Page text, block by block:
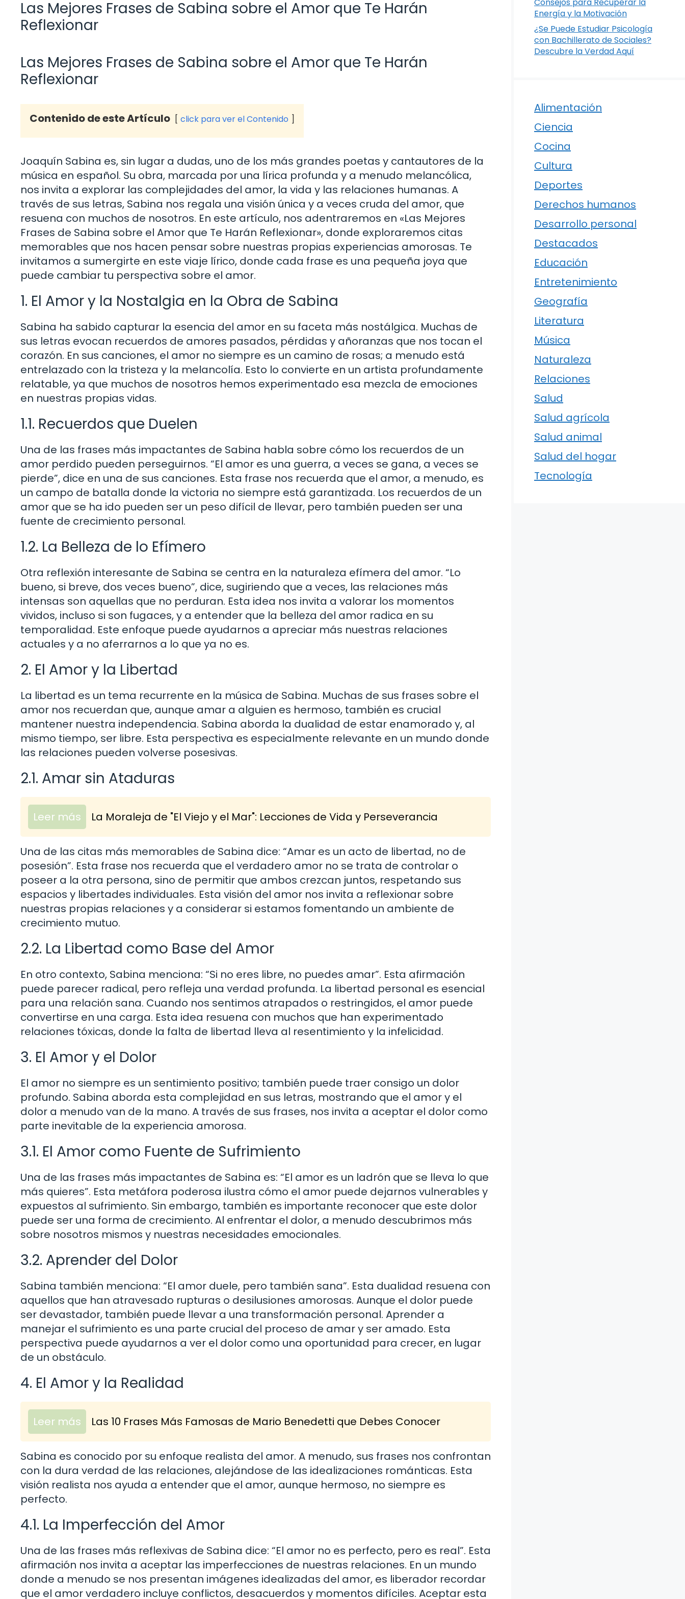
Las Mejores Frases de Sabina sobre el Amor que Te Harán
Reflexionar
Las Mejores Frases de Sabina sobre el Amor que Te Harán
Reflexionar
Contenido de este Artículo click para ver el Contenido
Joaquín Sabina es, sin lugar a dudas, uno de los más grandes poetas y cantautores de la
música en español. Su obra, marcada por una lírica profunda y a menudo melancólica,
nos invita a explorar las complejidades del amor, la vida y las relaciones humanas. A
través de sus letras, Sabina nos regala una visión única y a veces cruda del amor, que
resuena con muchos de nosotros. En este artículo, nos adentraremos en «Las Mejores
Frases de Sabina sobre el Amor que Te Harán Reflexionar», donde exploraremos citas
memorables que nos hacen pensar sobre nuestras propias experiencias amorosas. Te
invitamos a sumergirte en este viaje lírico, donde cada frase es una pequeña joya que
puede cambiar tu perspectiva sobre el amor.
1. El Amor y la Nostalgia en la Obra de Sabina
Sabina ha sabido capturar la esencia del amor en su faceta más nostálgica. Muchas de
sus letras evocan recuerdos de amores pasados, pérdidas y añoranzas que nos tocan el
corazón. En sus canciones, el amor no siempre es un camino de rosas; a menudo está
entrelazado con la tristeza y la melancolía. Esto lo convierte en un artista profundamente
relatable, ya que muchos de nosotros hemos experimentado esa mezcla de emociones
en nuestras propias vidas.
1.1. Recuerdos que Duelen
Una de las frases más impactantes de Sabina habla sobre cómo los recuerdos de un
amor perdido pueden perseguirnos. “El amor es una guerra, a veces se gana, a veces se
pierde”, dice en una de sus canciones. Esta frase nos recuerda que el amor, a menudo, es
un campo de batalla donde la victoria no siempre está garantizada. Los recuerdos de un
amor que se ha ido pueden ser un peso difícil de llevar, pero también pueden ser una
fuente de crecimiento personal.
1.2. La Belleza de lo Efímero
Otra reflexión interesante de Sabina se centra en la naturaleza efímera del amor. “Lo
bueno, si breve, dos veces bueno”, dice, sugiriendo que a veces, las relaciones más
intensas son aquellas que no perduran. Esta idea nos invita a valorar los momentos
vividos, incluso si son fugaces, y a entender que la belleza del amor radica en su
temporalidad. Este enfoque puede ayudarnos a apreciar más nuestras relaciones
actuales y a no aferrarnos a lo que ya no es.
2. El Amor y la Libertad
La libertad es un tema recurrente en la música de Sabina. Muchas de sus frases sobre el
amor nos recuerdan que, aunque amar a alguien es hermoso, también es crucial
mantener nuestra independencia. Sabina aborda la dualidad de estar enamorado y, al
mismo tiempo, ser libre. Esta perspectiva es especialmente relevante en un mundo donde
las relaciones pueden volverse posesivas.
2.1. Amar sin Ataduras
Leer más La Moraleja de "El Viejo y el Mar": Lecciones de Vida y Perseverancia
Una de las citas más memorables de Sabina dice: “Amar es un acto de libertad, no de
posesión”. Esta frase nos recuerda que el verdadero amor no se trata de controlar o
poseer a la otra persona, sino de permitir que ambos crezcan juntos, respetando sus
espacios y libertades individuales. Esta visión del amor nos invita a reflexionar sobre
nuestras propias relaciones y a considerar si estamos fomentando un ambiente de
crecimiento mutuo.
2.2. La Libertad como Base del Amor
En otro contexto, Sabina menciona: “Si no eres libre, no puedes amar”. Esta afirmación
puede parecer radical, pero refleja una verdad profunda. La libertad personal es esencial
para una relación sana. Cuando nos sentimos atrapados o restringidos, el amor puede
convertirse en una carga. Esta idea resuena con muchos que han experimentado
relaciones tóxicas, donde la falta de libertad lleva al resentimiento y la infelicidad.
3. El Amor y el Dolor
El amor no siempre es un sentimiento positivo; también puede traer consigo un dolor
profundo. Sabina aborda esta complejidad en sus letras, mostrando que el amor y el
dolor a menudo van de la mano. A través de sus frases, nos invita a aceptar el dolor como
parte inevitable de la experiencia amorosa.
3.1. El Amor como Fuente de Sufrimiento
Una de las frases más impactantes de Sabina es: “El amor es un ladrón que se lleva lo que
más quieres”. Esta metáfora poderosa ilustra cómo el amor puede dejarnos vulnerables y
expuestos al sufrimiento. Sin embargo, también es importante reconocer que este dolor
puede ser una forma de crecimiento. Al enfrentar el dolor, a menudo descubrimos más
sobre nosotros mismos y nuestras necesidades emocionales.
3.2. Aprender del Dolor
Sabina también menciona: “El amor duele, pero también sana”. Esta dualidad resuena con
aquellos que han atravesado rupturas o desilusiones amorosas. Aunque el dolor puede
ser devastador, también puede llevar a una transformación personal. Aprender a
manejar el sufrimiento es una parte crucial del proceso de amar y ser amado. Esta
perspectiva puede ayudarnos a ver el dolor como una oportunidad para crecer, en lugar
de un obstáculo.
4. El Amor y la Realidad
Leer más Las 10 Frases Más Famosas de Mario Benedetti que Debes Conocer
Sabina es conocido por su enfoque realista del amor. A menudo, sus frases nos confrontan
con la dura verdad de las relaciones, alejándose de las idealizaciones románticas. Esta
visión realista nos ayuda a entender que el amor, aunque hermoso, no siempre es
perfecto.
4.1. La Imperfección del Amor
Una de las frases más reflexivas de Sabina dice: “El amor no es perfecto, pero es real”. Esta
afirmación nos invita a aceptar las imperfecciones de nuestras relaciones. En un mundo
donde a menudo se nos presentan imágenes idealizadas del amor, es liberador recordar
que el amor verdadero incluye conflictos, desacuerdos y momentos difíciles. Aceptar esta
Energía y la Motivación
¿Se Puede Estudiar Psicología
con Bachillerato de Sociales?
Descubre la Verdad Aquí
Alimentación
Ciencia
Cocina
Cultura
Deportes
Derechos humanos
Desarrollo personal
Destacados
Educación
Entretenimiento
Geografía
Literatura
Música
Naturaleza
Relaciones
Salud
Salud agrícola
Salud animal
Salud del hogar
Tecnología